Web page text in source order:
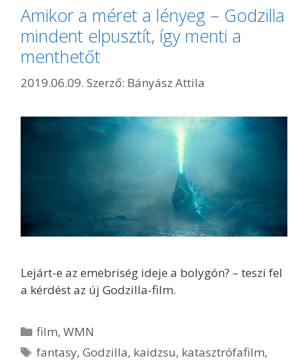
Amikor a méret a lényeg – Godzilla
mindent elpusztít, így menti a
menthetőt
2019.06.09. Szerző: Bányász Attila
Lejárt-e az emebriség ideje a bolygón? – teszi fel
a kérdést az új Godzilla-film.
Kategória
film,WMN
Címkék
fantasy,Godzilla, kaidzsu, katasztrófafilm,